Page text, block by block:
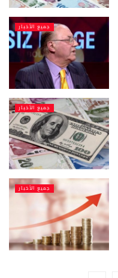
جميع الأخبار
جميع الأخبار
جميع الأخبار